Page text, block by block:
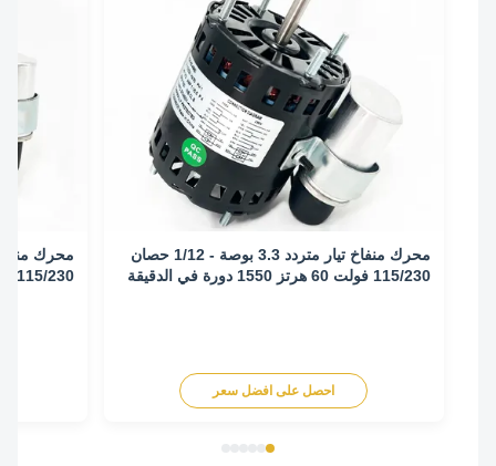
محرك منفاخ تيار متردد 3.3 بوصة - 1/12 حصان
115/230 فولت 60 هرتز 1550 دورة في الدقيقة
احصل على افضل سعر
115/230 فولت 60 هرتز 1550 دورة في الدقيقة